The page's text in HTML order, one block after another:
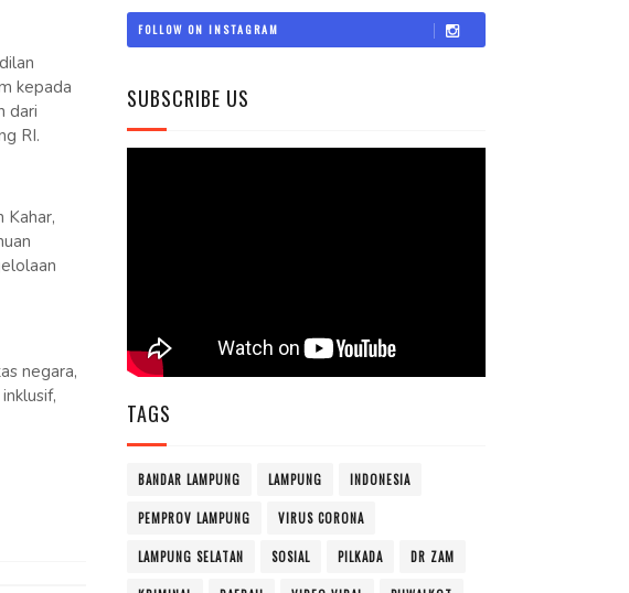
kepada
dari
RI.
Kahar,
negara,
FOLLOW ON INSTAGRAM
SUBSCRIBE US
TAGS
BANDAR LAMPUNG LAMPUNG INDONESIA
PEMPROV LAMPUNG VIRUS CORONA
LAMPUNG SELATAN SOSIAL PILKADA DR ZAM